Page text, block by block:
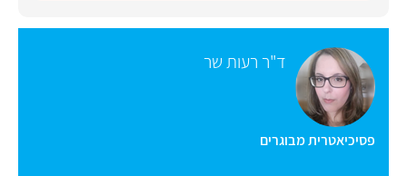
ד"ר רעות שר
פסיכיאטרית מבוגרים